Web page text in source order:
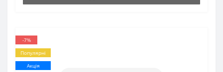
-7%
Популярні
Акція